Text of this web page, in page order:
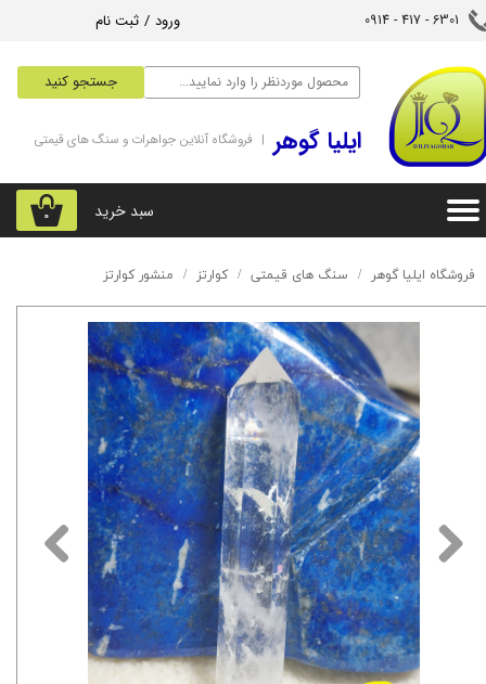
جستجو کنید
ورود / ثبت نام
تغییر گذر واژه
سفارشات
خروج از حساب کاربری
6301 - 417 - 0914​​​​​​​
۰ سبد خرید
‌ایلیا گوهر | فروشگاه آنلاین جواهرات و سنگ های قیمتی
فروشگاه ایلیا گوهر سنگ های قیمتی کوارتز منشور کوارتز